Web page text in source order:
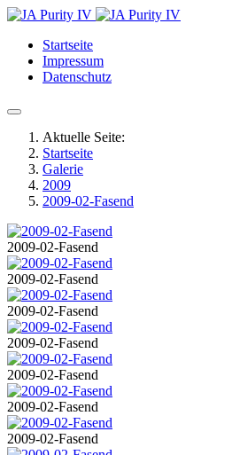
Startseite
Impressum
Datenschutz
Aktuelle Seite:
Startseite
Galerie
2009
2009-02-Fasend
2009-02-Fasend
2009-02-Fasend
2009-02-Fasend
2009-02-Fasend
2009-02-Fasend
2009-02-Fasend
2009-02-Fasend